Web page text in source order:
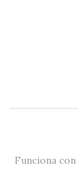
Funciona con